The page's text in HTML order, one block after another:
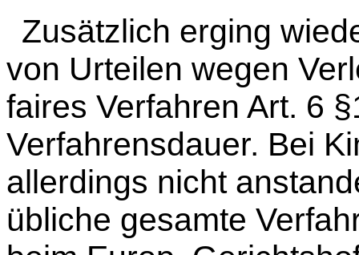
Zusätzlich erging
von Urteilen wegen
faires Verfahren Art. 6
Verfahrensdauer. Bei
allerdings nicht
übliche gesamte